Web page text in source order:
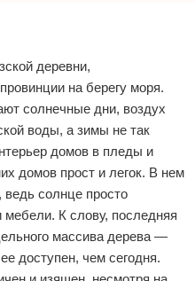
деревни,
на берегу моря.
солнечные дни, воздух
воды, а зимы не так
домов в пледы и
домов прост и легок. В нем
ведь солнце просто
мебели. К слову, последняя
массива дерева —
доступен, чем сегодня.